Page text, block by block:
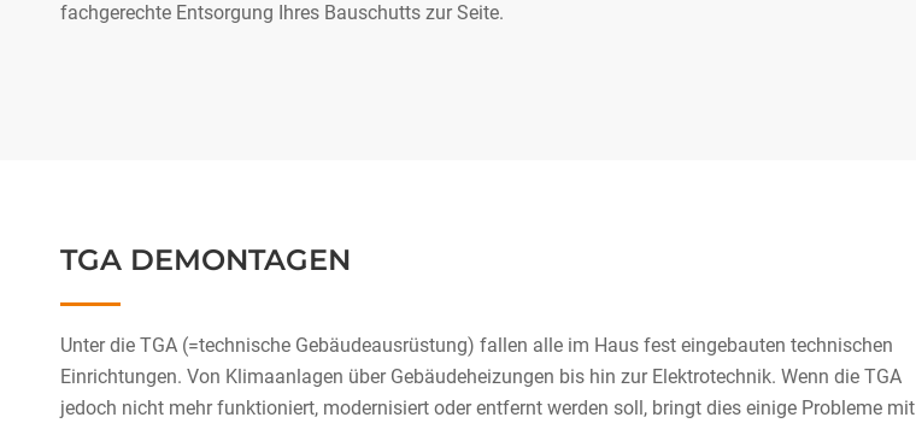
fachgerechte Entsorgung Ihres Bauschutts zur Seite.
TGA DEMONTAGEN
Unter die TGA (=technische Gebäudeausrüstung) fallen alle im Haus fest eingebauten technischen
Einrichtungen. Von Klimaanlagen über Gebäudeheizungen bis hin zur Elektrotechnik. Wenn die TGA
jedoch nicht mehr funktioniert, modernisiert oder entfernt werden soll, bringt dies einige Probleme mit